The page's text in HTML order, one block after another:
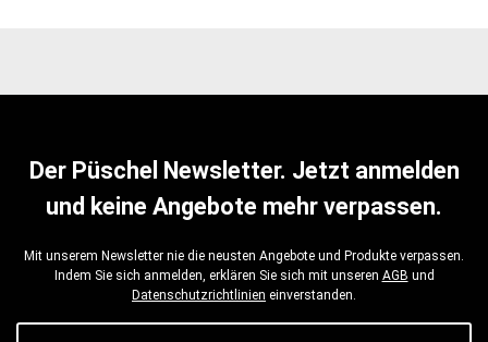
Der Püschel Newsletter. Jetzt anmelden
und keine Angebote mehr verpassen.
Mit unserem Newsletter nie die neusten Angebote und Produkte verpassen.
Indem Sie sich anmelden, erklären Sie sich mit unseren AGB und
Datenschutzrichtlinien einverstanden.